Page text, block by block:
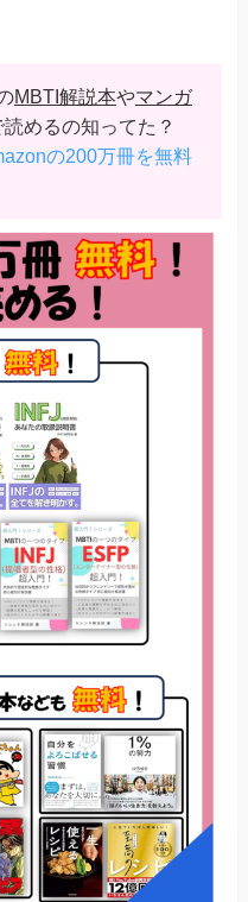
MBTI解説本やマンガ
めるの知ってた？
の200万冊を無料